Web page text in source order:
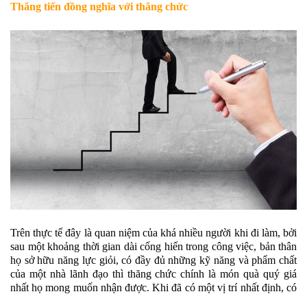
Thăng tiến đồng nghĩa với thăng chức
Trên thực tế đây là quan niệm của khá nhiều người khi đi làm, bởi
sau một khoảng thời gian dài cống hiến trong công việc, bản thân
họ sở hữu năng lực giỏi, có đầy đủ những kỹ năng và phẩm chất
của một nhà lãnh đạo thì thăng chức chính là món quà quý giá
nhất họ mong muốn nhận được. Khi đã có một vị trí nhất định, có